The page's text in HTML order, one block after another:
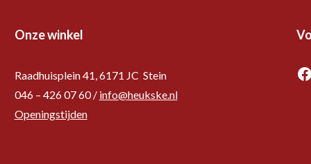
Onze winkel
Raadhuisplein 41, 6171 JC Stein
046 – 426 07 60 / info@heukske.nl
Openingstijden